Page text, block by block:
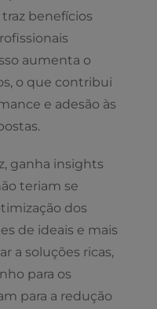
benefícios
aumenta o
o que contribui
e adesão às
ganha insights
teriam se
dos
de ideais e mais
a soluções ricas,
para os
para a redução